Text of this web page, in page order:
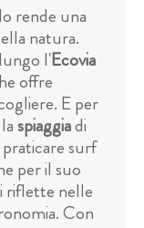
rende una
natura.
l'Ecovia
offre
E per
spiaggiadi
surf
per il suo
riflette nelle
Con